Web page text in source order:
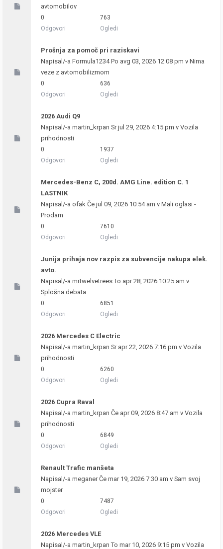
avtomobilov
0
Odgovori
763
Ogledi
Prošnja za pomoč pri raziskavi
Napisal/-a Formula1234Po avg 03, 2026 12:08 pm v Nima
veze z avtomobilizmom
0
Odgovori
636
Ogledi
2026 Audi Q9
Napisal/-a martin_krpan Sr jul 29, 2026 4:15 pm v Vozila
prihodnosti
0
Odgovori
1937
Ogledi
Mercedes-Benz C, 200d. AMG Line. edition C. 1
LASTNIK
Napisal/-a ofak Če jul 09, 2026 10:54 am v Mali oglasi -
Prodam
0
Odgovori
7610
Ogledi
Junija prihaja nov razpis za subvencije nakupa elek.
avto.
Napisal/-a mrtwelvetreesTo apr 28, 2026 10:25 am v
Splošna debata
0
Odgovori
6851
Ogledi
2026 Mercedes C Electric
Napisal/-a martin_krpan Sr apr 22, 2026 7:16 pm v Vozila
prihodnosti
0
Odgovori
6260
Ogledi
2026 Cupra Raval
Napisal/-a martin_krpan Če apr 09, 2026 8:47 am v Vozila
prihodnosti
0
Odgovori
6849
Ogledi
Renault Trafic manšeta
Napisal/-a meganerČe mar 19, 2026 7:30 am v Sam svoj
mojster
0
Odgovori
7487
Ogledi
2026 Mercedes VLE
Napisal/-a martin_krpan To mar 10, 2026 9:15 pm v Vozila